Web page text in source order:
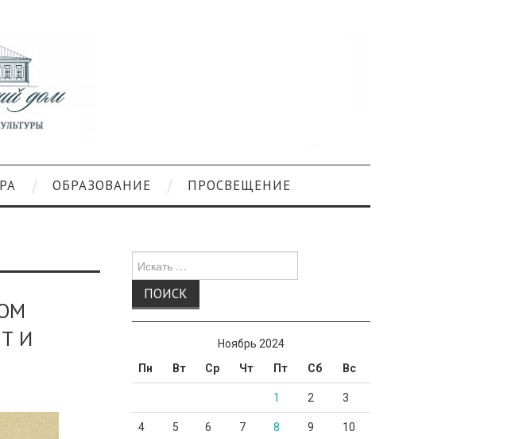
ОБРАЗОВАНИЕ ПРОСВЕЩЕНИЕ
И
для:
Ноябрь 2024
Пн
Вт Ср Чт Пт Сб Вс
1 2 3
4 5 6 7 8 9 10